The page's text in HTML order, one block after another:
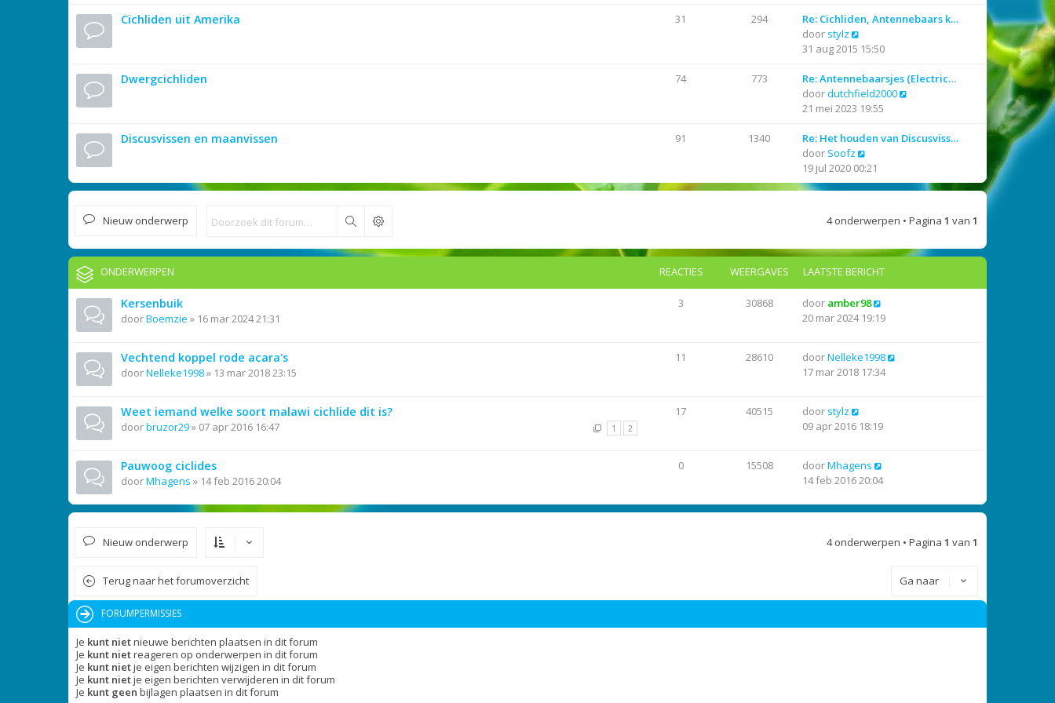
t
t
e
b
r
c
h
i
j
k
a
a
t
t
e
b
e
c
t
Cichliden uit Amerika 31 294
Re: Cichliden, Antennebaars k…
door stylz
e
i
j
k
a
a
t
s
b
r
i
c
h
31 aug 2015 15:50
Dwergcichliden 74 773
Re: Antennebaarsjes (Electric…
doordutchfield2000
i
l
t
t
b
21 mei 2023 19:55
Discusvissen en maanvissen 91 1340
Re: Het houden van Discusviss…
door Soofz
e
k
k
a
a
t
s
t
e
r
h
19 jul 2020 00:21
Nieuw onderwerp Zoek 4 onderwerpen • Pagina 1 van 1
ONDERWERPEN REACTIES WEERGAVES LAATSTE BERICHT
Kersenbuik
doorBoemzie » 16 mar 2024 21:31
3 30868 door amber98
20 mar 2024 19:19
Vechtend koppel rode acara's
doorNelleke1998» 13 mar 2018 23:15
11 28610 doorNelleke1998
17 mar 2018 17:34
Weet iemand welke soort malawi cichlide dit is?
doorbruzor29» 07 apr 2016 16:47 1 2
17 40515 door stylz
09 apr 2016 18:19
Pauwoog ciclides
doorMhagens » 14 feb 2016 20:04
0 15508 doorMhagens
14 feb 2016 20:04
Nieuw onderwerp 4 onderwerpen • Pagina 1 van 1
Terug naar het forumoverzicht Ga naar
FORUMPERMISSIES
Je kunt nietnieuwe berichten plaatsen in dit forum
Je kunt nietreageren op onderwerpen in dit forum
Je kunt nietje eigen berichten wijzigen in dit forum
Je kunt nietje eigen berichten verwijderen in dit forum
Je kunt geen bijlagen plaatsen in dit forum